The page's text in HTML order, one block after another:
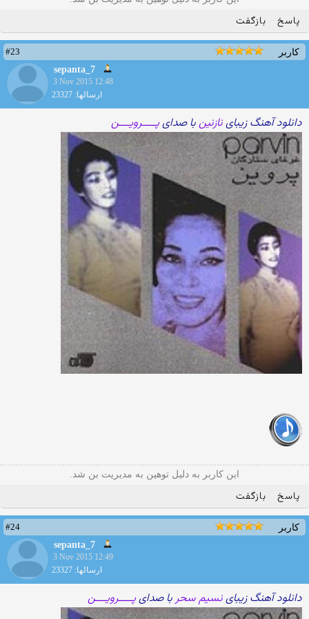
پاسخ بازگفت
کاربر
#23
sepanta_7
3 Nov 2015 12:48
ارسالها: 23327
دانلود آهنگ زیباینازنینبا صدایپـــــرویــــن
این کاربر به دلیل توهین به مدیریت بن شد.
پاسخ بازگفت
کاربر
#24
sepanta_7
3 Nov 2015 12:49
ارسالها: 23327
دانلود آهنگ زیباینسیم سحربا صدایپـــــرویــــن